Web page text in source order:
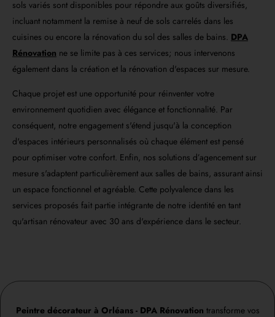
sols variés sont disponibles pour répondre aux goûts diversifiés,
incluant notamment la remise à neuf de sols carrelés dans les
cuisines ou encore la rénovation du sol des salles de bains. DPA
Rénovation ne se limite pas à ces services; nous intervenons
également dans la création et la rénovation d'espaces sur mesure.
Chaque projet est une opportunité pour réinventer votre
environnement quotidien avec élégance et fonctionnalité. Par
conséquent, notre engagement s'étend jusqu'à la conception
d'espaces intérieurs personnalisés où chaque élément est pensé
pour optimiser votre confort. Enfin, nos solutions d’agencement sur
mesure s'adaptent particulièrement aux salles de bains, assurant ainsi
un espace fonctionnel et agréable. Cette polyvalence dans les
services proposés fait partie intégrante de notre identité en tant
qu'artisan rénovateur avec 30 ans d'expérience dans le secteur.
Peintre décorateur à Orléans - DPA Rénovation transforme vos